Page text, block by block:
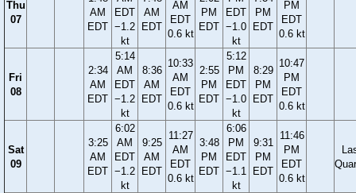
Thu
07
AM
EDT
EDT
−1.2
kt
AM
EDT
AM
EDT
0.6 kt
PM
EDT
EDT
−1.0
kt
PM
EDT
PM
EDT
0.6 kt
Fri
08
2:34
AM
EDT
5:14
AM
EDT
−1.2
kt
8:36
AM
EDT
10:33
AM
EDT
0.6 kt
2:55
PM
EDT
5:12
PM
EDT
−1.0
kt
8:29
PM
EDT
10:47
PM
EDT
0.6 kt
Sat
09
3:25
AM
EDT
6:02
AM
EDT
−1.2
kt
9:25
AM
EDT
11:27
AM
EDT
0.6 kt
3:48
PM
EDT
6:06
PM
EDT
−1.1
kt
9:31
PM
EDT
11:46
PM
EDT
0.6 kt